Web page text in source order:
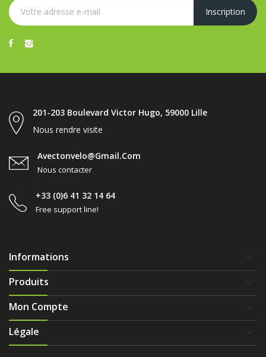
201-203 Boulevard Victor Hugo, 59000 Lille
Nous rendre visite
Avectonvelo@gmail.com
Nous contacter
+33 (0)6 41 32 14 64
Free support line!
Informations
Produits
Mon Compte
Légale